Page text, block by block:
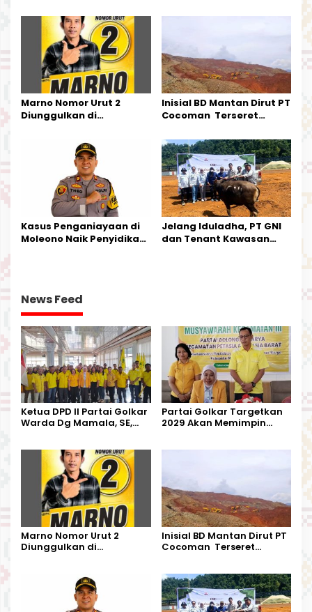
Pengurus Parti
Kecamatan Petasia dan
Kecamatan Petbar
Marno Nomor Urut 2
Diunggulkan di
Kesederhanaannya Jadi
Harapan Warga
Inisial BD Mantan Dirut PT
Cocoman Terseret
Tata Kelola Tambang
Kalimantan Barat
Kasus Penganiayaan di
Moleono Naik Penyidikan,
Jelang Iduladha, PT GNI
dan Tenant Kawasan
News Feed
Ketua DPD II Partai Golkar
Warda Dg Mamala, SE,
Kecamatan Petbar
Partai Golkar Targetkan
2029 Akan Memimpin
Marno Nomor Urut 2
Diunggulkan di
Harapan Warga
Inisial BD Mantan Dirut PT
Cocoman Terseret
Kalimantan Barat